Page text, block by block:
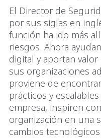
El Director de
por sus siglas en
función ha ido más
riesgos. Ahora
digital y aportan
sus organizaciones
proviene de
prácticos y
empresa, inspiren
organización en una
cambios tecnológicos.